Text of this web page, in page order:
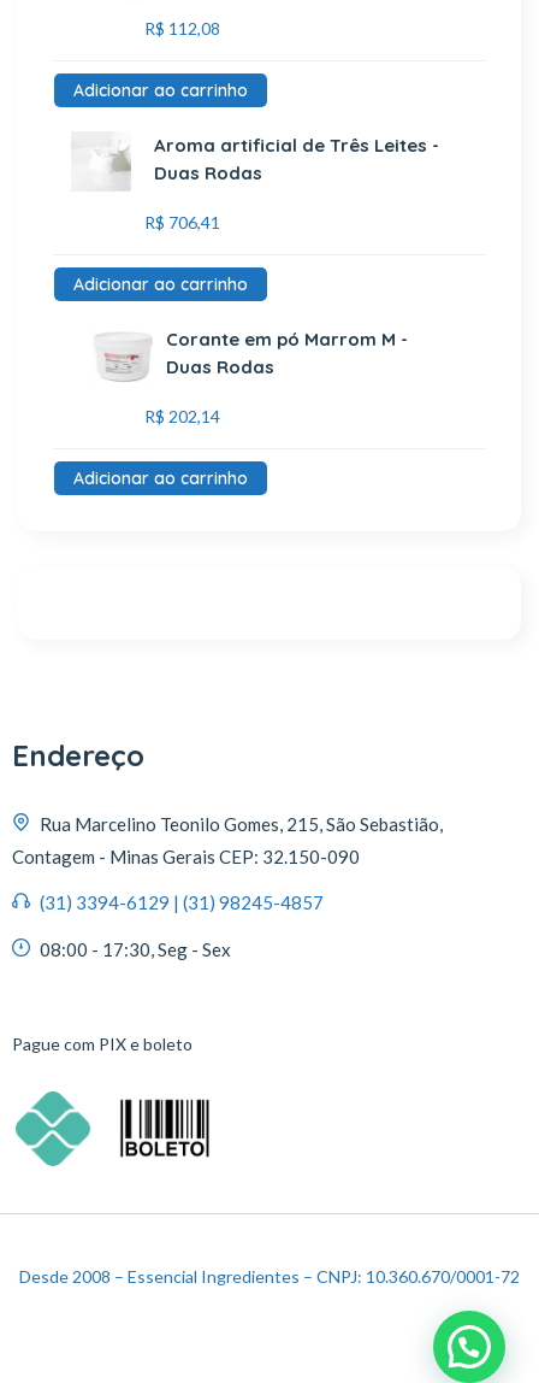
R$ 112,08
Adicionar ao carrinho
Aroma artificial de Três Leites -
Duas Rodas
R$ 706,41
Adicionar ao carrinho
Corante em pó Marrom M -
Duas Rodas
R$ 202,14
Adicionar ao carrinho
Endereço
Rua Marcelino Teonilo Gomes, 215, São Sebastião,
Contagem - Minas Gerais CEP: 32.150-090
(31) 3394-6129 | (31) 98245-4857
08:00 - 17:30, Seg - Sex
Pague com PIX e boleto
Desde 2008 – Essencial Ingredientes – CNPJ: 10.360.670/0001-72